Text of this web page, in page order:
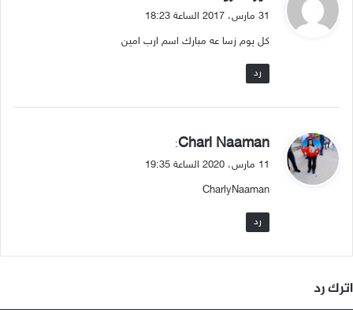
ق
ل
31 مارس، 2017 الساعة 18:23
كل يوم زسا عه مبارك اسم ارب امين
رد
ي
ق
ل
Charl Naaman
:
11 مارس، 2020 الساعة 19:35
CharlyNaaman
رد
اترك رد